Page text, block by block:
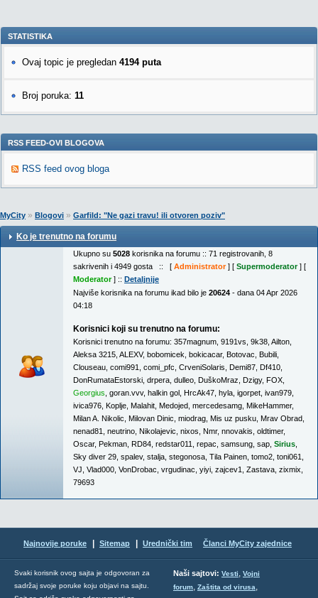
STATISTIKA
Ovaj topic je pregledan 4194 puta
Broj poruka: 11
RSS FEED-OVI BLOGOVA
RSS feed ovog bloga
MyCity » Blogovi » Garfild: "Ne gazi travu! ili otvoren poziv"
Ko je trenutno na forumu
Ukupno su 5028 korisnika na forumu :: 71 registrovanih, 8
sakrivenih i 4949 gosta :: [ Administrator] [ Supermoderator] [
Moderator] :: Detaljnije
Najviše korisnika na forumu ikad bilo je 20624 - dana 04 Apr 2026
04:18
Korisnici koji su trenutno na forumu:
Korisnici trenutno na forumu: 357magnum 9191vs 9k38 Ailton
Aleksa 3215 ALEXV, bobomicek bokicacar, Botovac Bubili
Clouseau comi991 comi_pfc CrveniSolaris Demi87 Df410
DonRumataEstorski drpera dulleo DuškoMraz Dzigy, FOX
Georgius goran.vvv, halkin gol HrcAk47 hyla igorpet ivan979
ivica976 Koplje Malahit Medojed mercedesamg MikeHammer,
Milan A. Nikolic Milovan Dinic miodrag Mis uz pusku Mrav Obrad
nenad81
neutrino Nikolajevic nixos Nmr, nnovakis oldtimer,
Oscar, Pekman RD84 redstar011 repac samsung sap Sirius
Sky diver 29 spalev, stalja stegonosa Tila Painen tomo2 toni061
VJ Vlad000 VonDrobac vrgudinac yiyi zajcev1 Zastava zixmix
79693
Najnovije poruke Sitemap Urednički tim Članci MyCity zajednice
Svaki korisnik ovog sajta je odgovoran za
sadržaj svoje poruke koju objavi na sajtu.
Naši sajtovi: Vesti, Vojni
forum, Zaštita od virusa,